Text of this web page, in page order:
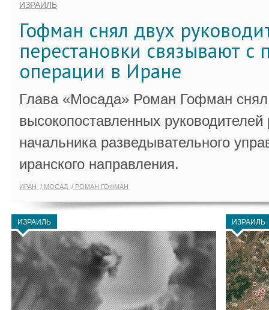
ИЗРАИЛЬ
Гофман снял двух
перестановки связывают с
операции в Иране
Глава «Мосада» Роман Гофман снял
высокопоставленных
начальника разведывательного
иранского направления.
ИРАН МОСАД РОМАН ГОФМАН
ИЗРАИЛЬ ИЗРАИЛЬ